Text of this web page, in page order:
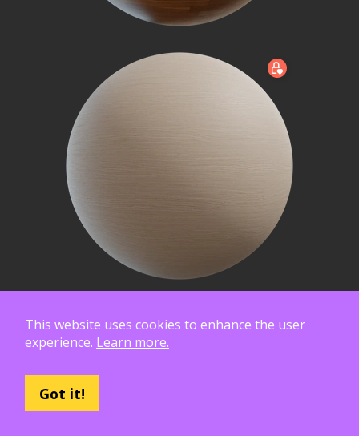
This website uses cookies to enhance the user
experience. Learn more.
Got it!